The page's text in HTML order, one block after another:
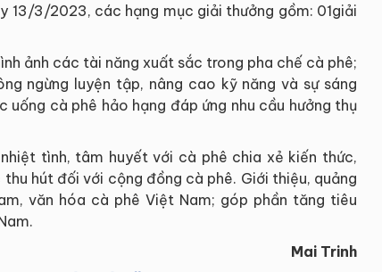
13/3/2023, các hạng mục giải thưởng gồm: 01giải
ảnh các tài năng xuất sắc trong pha chế cà phê;
ngừng luyện tập, nâng cao kỹ năng và sự sáng
cà phê hảo hạng đáp ứng nhu cầu hưởng thụ
tình, tâm huyết với cà phê chia xẻ kiến thức,
hút đối với cộng đồng cà phê. Giới thiệu, quảng
văn hóa cà phê Việt Nam; góp phần tăng tiêu
Mai Trinh